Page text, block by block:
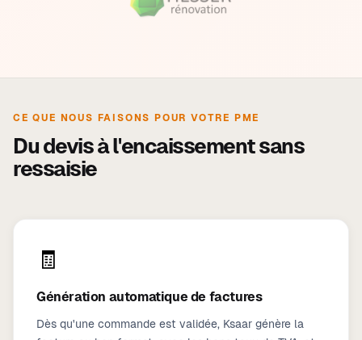
CE QUE NOUS FAISONS POUR VOTRE PME
Du devis à l'encaissement sans
ressaisie
🧾
Génération automatique de factures
Dès qu'une commande est validée, Ksaar génère la